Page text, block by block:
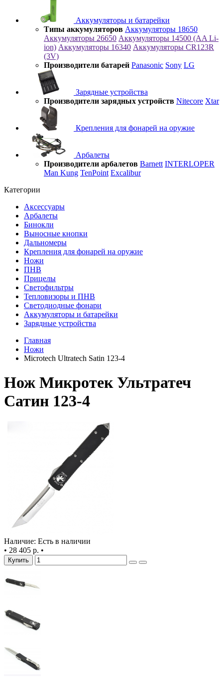
Аккумуляторы и батарейки
Типы аккумуляторов Аккумуляторы 18650
Аккумуляторы 26650 Аккумуляторы 14500 (AA Li-
ion) Аккумуляторы 16340 Аккумуляторы CR123R
(3V)
Производители батарей Panasonic Sony LG
Зарядные устройства
Производители зарядных устройств Nitecore Xtar
Крепления для фонарей на оружие
Арбалеты
Производители арбалетов Barnett INTERLOPER
Man Kung TenPoint Excalibur
Категории
Аксессуары
Арбалеты
Бинокли
Выносные кнопки
Дальномеры
Крепления для фонарей на оружие
Ножи
ПНВ
Прицелы
Светофильтры
Тепловизоры и ПНВ
Светодиодные фонари
Аккумуляторы и батарейки
Зарядные устройства
Главная
Ножи
Microtech Ultratech Satin 123-4
Нож Микротек Ультратеч
Сатин 123-4
Наличие: Есть в наличии
• 28 405 р. •
Купить